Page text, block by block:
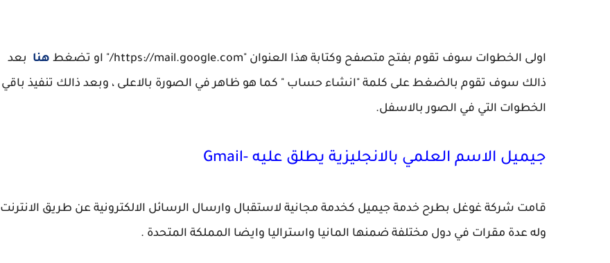
اولى الخطوات سوف تقوم بفتح متصفح وكتابة هذا العنوان "https://mail.google.com/" او تضغط هنا
بعد
ذالك سوف تقوم بالضغط على كلمة "انشاء حساب " كما هو ظاهر في الصورة بالاعلى ، وبعد ذالك تنفيذ باقي
الخطوات التي في الصور بالاسفل.
جيميل الاسم العلمي بالانجليزية يطلق عليه -Gmail
قامت شركة غوغل بطرح خدمة جيميل كخدمة مجانية لاستقبال وارسال الرسائل الالكترونية عن طريق الانترنت
وله عدة مقرات في دول مختلفة ضمنها المانيا واستراليا وايضا المملكة المتحدة .